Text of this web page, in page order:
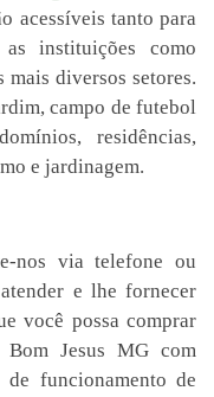
acessíveis tanto para
instituições como
mais diversos setores.
campo de futebol
residências,
e jardinagem.
nos via telefone ou
e lhe fornecer
você possa comprar
Jesus MG com
funcionamento de